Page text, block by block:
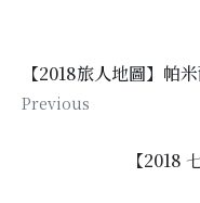
【2018旅人地圖】帕
Previous
【2018